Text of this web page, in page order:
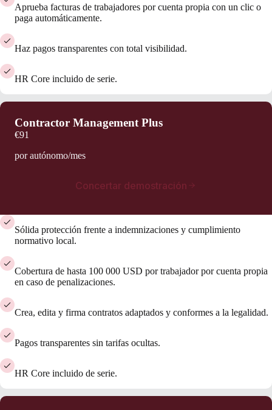
Aprueba facturas de trabajadores por cuenta propia con un clic o
paga automáticamente.
Haz pagos transparentes con total visibilidad.
HR Core incluido de serie.
Contractor Management Plus
€91
por autónomo/mes
Concertar demostración
Sólida protección frente a indemnizaciones y cumplimiento
normativo local.
Cobertura de hasta 100 000 USD por trabajador por cuenta propia
en caso de penalizaciones.
Crea, edita y firma contratos adaptados y conformes a la legalidad.
Pagos transparentes sin tarifas ocultas.
HR Core incluido de serie.